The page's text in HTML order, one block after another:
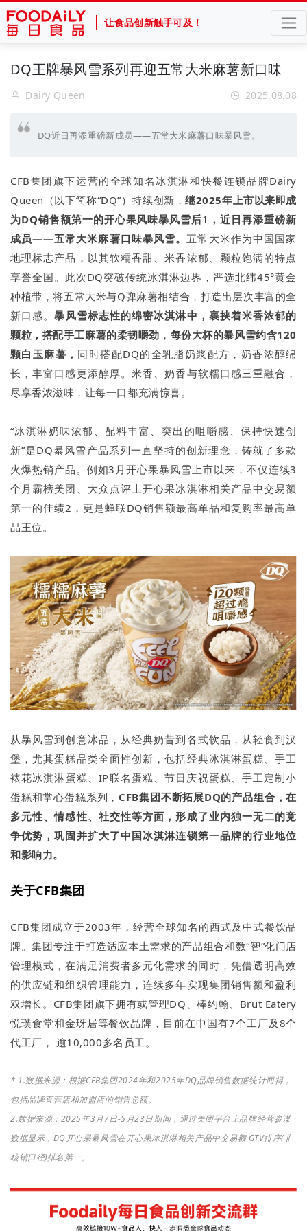
让食品创新触手可及！
DQ王牌暴风雪系列再迎五常大米麻薯新口味
Dairy Queen 2025.08.08
DQ近日再添重磅新成员——五常大米麻薯口味暴风雪。
CFB集团旗下运营的全球知名冰淇淋和快餐连锁品牌Dairy
Queen（以下简称“DQ”）持续创新，继2025年上市以来即成
为DQ销售额第一的开心果风味暴风雪后1 ，近日再添重磅新
成员——五常大米麻薯口味暴风雪。 五常大米作为中国国家
地理标志产品，以其软糯香甜、米香浓郁、颗粒饱满的特点
享誉全国。此次DQ突破传统冰淇淋边界，严选北纬45°黄金
种植带，将五常大米与Q弹麻薯相结合，打造出层次丰富的全
新口感。暴风雪标志性的绵密冰淇淋中，裹挟着米香浓郁的
颗粒，搭配手工麻薯的柔韧嚼劲 ， 每份大杯的暴风雪约含120
颗白玉麻薯， 同时搭配DQ的全乳脂奶浆配方，奶香浓醇绵
长，丰富口感更添醇厚。米香、奶香与软糯口感三重融合，
尽享香浓滋味，让每一口都充满惊喜。
“冰淇淋奶味浓郁、配料丰富、突出的咀嚼感、保持快速创
新”是DQ暴风雪产品系列一直坚持的创新理念，铸就了多款
火爆热销产品。例如3月开心果暴风雪上市以来，不仅连续3
个月霸榜美团、大众点评上开心果冰淇淋相关产品中交易额
第一的佳绩2，更是蝉联DQ销售额最高单品和复购率最高单
品王位。
从暴风雪到创意冰品，从经典奶昔到各式饮品，从轻食到汉
堡，尤其蛋糕品类全面性创新，包括经典冰淇淋蛋糕、手工
裱花冰淇淋蛋糕、IP联名蛋糕、节日庆祝蛋糕、手工定制小
蛋糕和掌心蛋糕系列， CFB集团不断拓展DQ的产品组合，在
多元性、情感性、社交性等方面，形成了业内独一无二的竞
争优势，巩固并扩大了中国冰淇淋连锁第一品牌的行业地位
和影响力。
关于CFB集团
CFB集团成立于2003年，经营全球知名的西式及中式餐饮品
牌。集团专注于打造适应本土需求的产品组合和数“智”化门店
管理模式，在满足消费者多元化需求的同时，凭借透明高效
的供应链和组织管理能力，连续多年实现集团销售额和盈利
双增长。CFB集团旗下拥有或管理DQ、棒约翰、Brut Eatery
悦璞食堂和金玡居等餐饮品牌，目前在中国有7个工厂及8个
代工厂， 逾10,000多名员工。
* 1.数据来源：根据CFB集团2024年和2025年DQ品牌销售数据统计而得，
包括品牌直营店和加盟店的销售总额。
2.数据来源：2025年3月7日-5月23日期间，通过美团平台上品牌经营参谋
数据显示，DQ开心果暴风雪在开心果冰淇淋相关产品中交易额 GTV排序(非
核销口径)排名第一。